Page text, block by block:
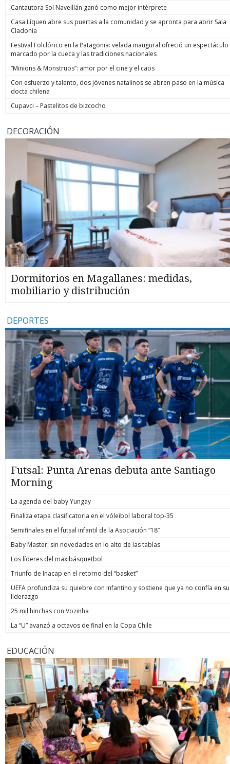
Cantautora Sol Naveillán ganó como mejor intérprete
Casa Líquen abre sus puertas a la comunidad y se apronta para abrir Sala
Cladonia
Festival Folclórico en la Patagonia: velada inaugural ofreció un espectáculo
marcado por la cueca y las tradiciones nacionales
“Minions & Monstruos”: amor por el cine y el caos
Con esfuerzo y talento, dos jóvenes natalinos se abren paso en la música
docta chilena
Cupavci – Pastelitos de bizcocho
DECORACIÓN
Dormitorios en Magallanes: medidas,
mobiliario y distribución
DEPORTES
Futsal: Punta Arenas debuta ante Santiago
Morning
La agenda del baby Yungay
Finaliza etapa clasificatoria en el vóleibol laboral top-35
Semifinales en el futsal infantil de la Asociación “18”
Baby Master: sin novedades en lo alto de las tablas
Los líderes del maxibásquetbol
Triunfo de Inacap en el retorno del “basket”
UEFA profundiza su quiebre con Infantino y sostiene que ya no confía en su
liderazgo
25 mil hinchas con Vozinha
La “U” avanzó a octavos de final en la Copa Chile
EDUCACIÓN